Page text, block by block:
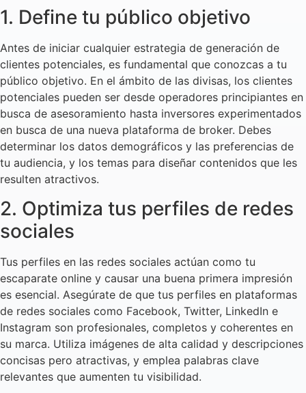
1. Define tu público objetivo
Antes de iniciar cualquier estrategia de generación de
clientes potenciales, es fundamental que conozcas a tu
público objetivo. En el ámbito de las divisas, los clientes
potenciales pueden ser desde operadores principiantes en
busca de asesoramiento hasta inversores experimentados
en busca de una nueva plataforma de broker. Debes
determinar los datos demográficos y las preferencias de
tu audiencia, y los temas para diseñar contenidos que les
resulten atractivos.
2. Optimiza tus perfiles de redes
sociales
Tus perfiles en las redes sociales actúan como tu
escaparate online y causar una buena primera impresión
es esencial. Asegúrate de que tus perfiles en plataformas
de redes sociales como Facebook, Twitter, LinkedIn e
Instagram son profesionales, completos y coherentes en
su marca. Utiliza imágenes de alta calidad y descripciones
concisas pero atractivas, y emplea palabras clave
relevantes que aumenten tu visibilidad.